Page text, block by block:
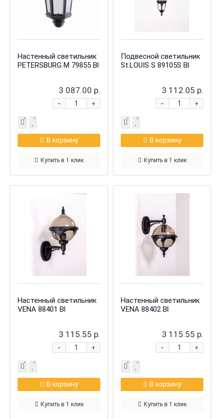
Настенный светильник
PETERSBURG M 79855 Bl
3 087.00 р.
+
-
В корзину
Купить в 1 клик
Подвесной светильник
St.LOUIS S 89105S Bl
3 112.05 р.
+
-
В корзину
Купить в 1 клик
Настенный светильник
VENA 88401 Bl
3 115.55 р.
+
-
В корзину
Купить в 1 клик
Настенный светильник
VENA 88402 Bl
3 115.55 р.
+
-
В корзину
Купить в 1 клик